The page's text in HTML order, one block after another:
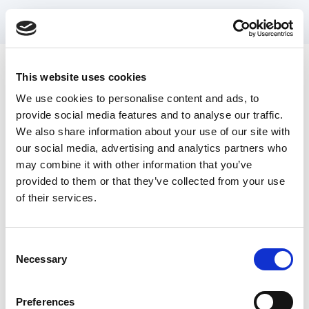
This website uses cookies
We use cookies to personalise content and ads, to
provide social media features and to analyse our traffic.
We also share information about your use of our site with
our social media, advertising and analytics partners who
may combine it with other information that you’ve
provided to them or that they’ve collected from your use
of their services.
Selection
Necessary
Preferences
Uw huis schoonmaken in
Naarden - Bussum?
Schoonmaak van uw huis in
uw huis schoon!
Schoonmaakwoede verzorgt graag de grondige
Vele klanten uit uw buurt staan wij in het voor-en